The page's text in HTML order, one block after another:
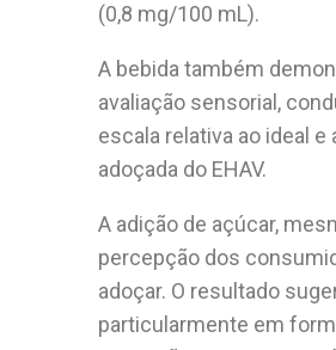
(0,8 mg/100 mL).
A bebida também
avaliação sensorial,
escala relativa ao ideal e
adoçada do EHAV.
A adição de açúcar,
percepção dos
adoçar. O resultado
particularmente em